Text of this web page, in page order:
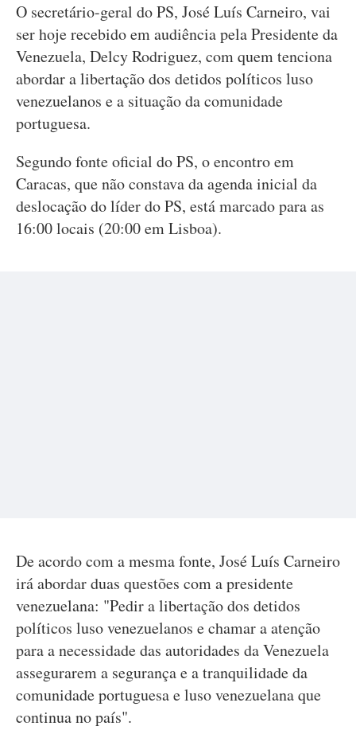
O secretário-geral do PS, José Luís Carneiro, vai
ser hoje recebido em audiência pela Presidente da
Venezuela, Delcy Rodriguez, com quem tenciona
abordar a libertação dos detidos políticos luso
venezuelanos e a situação da comunidade
portuguesa.
Segundo fonte oficial do PS, o encontro em
Caracas, que não constava da agenda inicial da
deslocação do líder do PS, está marcado para as
16:00 locais (20:00 em Lisboa).
De acordo com a mesma fonte, José Luís Carneiro
irá abordar duas questões com a presidente
venezuelana: "Pedir a libertação dos detidos
políticos luso venezuelanos e chamar a atenção
para a necessidade das autoridades da Venezuela
assegurarem a segurança e a tranquilidade da
comunidade portuguesa e luso venezuelana que
continua no país".